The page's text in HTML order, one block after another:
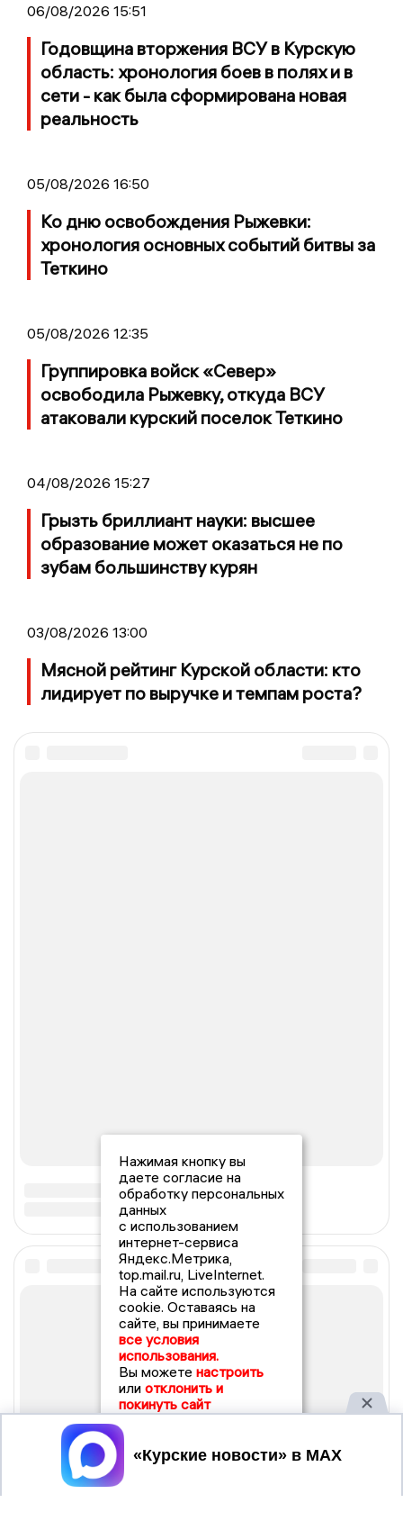
06/08/2026 15:51
Годовщина вторжения ВСУ в Курскую
область: хронология боев в полях и в
сети - как была сформирована новая
реальность
05/08/2026 16:50
Ко дню освобождения Рыжевки:
хронология основных событий битвы за
Теткино
05/08/2026 12:35
Группировка войск «Север»
освободила Рыжевку, откуда ВСУ
атаковали курский поселок Теткино
04/08/2026 15:27
Грызть бриллиант науки: высшее
образование может оказаться не по
зубам большинству курян
03/08/2026 13:00
Мясной рейтинг Курской области: кто
лидирует по выручке и темпам роста?
Нажимая кнопку вы
даете согласие на
обработку персональных
данных
с использованием
интернет-сервиса
Яндекс.Метрика,
top.mail.ru, LiveInternet.
На сайте используются
cookie. Оставаясь на
сайте, вы принимаете
все условия
использования.
Вы можете настроить
или отклонить и
покинуть сайт
Принять